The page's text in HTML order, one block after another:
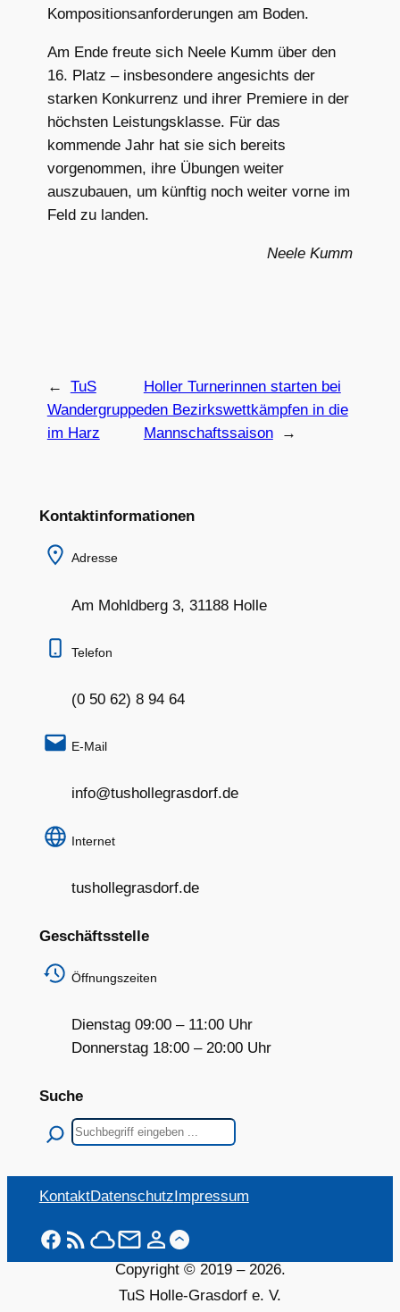
Kompositionsanforderungen am Boden.
Am Ende freute sich Neele Kumm über den
16. Platz – insbesondere angesichts der
starken Konkurrenz und ihrer Premiere in der
höchsten Leistungsklasse. Für das
kommende Jahr hat sie sich bereits
vorgenommen, ihre Übungen weiter
auszubauen, um künftig noch weiter vorne im
Feld zu landen.
Neele Kumm
←
TuS
Wandergruppe
im Harz
Holler Turnerinnen starten bei
den Bezirkswettkämpfen in die
Mannschaftssaison
→
Kontaktinformationen
Adresse
Am Mohldberg 3, 31188 Holle
Telefon
(0 50 62) 8 94 64
E-Mail
info@tushollegrasdorf.de
Internet
tushollegrasdorf.de
Geschäftsstelle
Öffnungszeiten
Dienstag 09:00 – 11:00 Uhr
Donnerstag 18:00 – 20:00 Uhr
Suche
Suchen
KontaktDatenschutzImpressum
Copyright © 2019 – 2026.
TuS Holle-Grasdorf e. V.